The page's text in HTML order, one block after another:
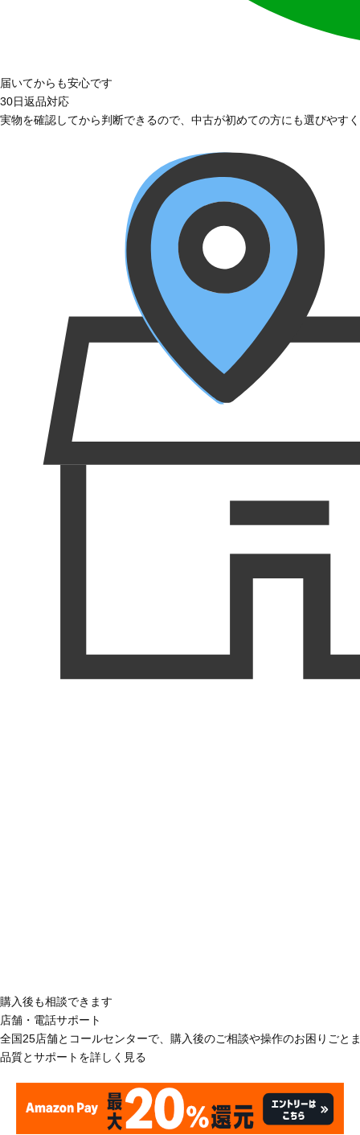
届いてからも安心です
30日返品対応
実物を確認してから判断できるので、中古が初めての方にも選びやす
購入後も相談できます
店舗・電話サポート
全国25店舗とコールセンターで、購入後のご相談や操作のお困りごと
品質とサポートを詳しく見る